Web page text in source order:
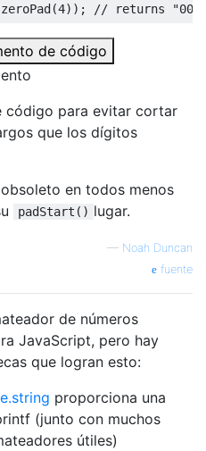
zeroPad(4)); // returns
de código
código para evitar cortar
que los dígitos
en todos menos
padStart() lugar.
— Noah Duncan
fuente
de números
JavaScript, pero hay
que logran esto:
proporciona una
(junto con muchos
útiles)